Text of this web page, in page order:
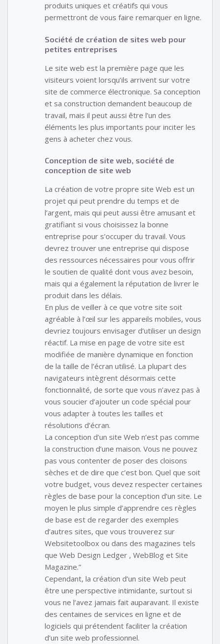
produits uniques et créatifs qui vous
permettront de vous faire remarquer en ligne.
Société de création de sites web pour
petites entreprises
Le site web est la première page que les
visiteurs voient lorsqu’ils arrivent sur votre
site de commerce électronique. Sa conception
et sa construction demandent beaucoup de
travail, mais il peut aussi être l’un des
éléments les plus importants pour inciter les
gens à acheter chez vous.
Conception de site web, société de
conception de site web
La création de votre propre site Web est un
projet qui peut prendre du temps et de
l’argent, mais qui peut aussi être amusant et
gratifiant si vous choisissez la bonne
entreprise pour s’occuper du travail. Vous
devrez trouver une entreprise qui dispose
des ressources nécessaires pour vous offrir
le soutien de qualité dont vous avez besoin,
mais qui a également la réputation de livrer le
produit dans les délais.
En plus de veiller à ce que votre site soit
agréable à l’œil sur les appareils mobiles, vous
devriez toujours envisager d’utiliser un design
réactif. La mise en page de votre site est
modifiée de manière dynamique en fonction
de la taille de l’écran utilisé. La plupart des
navigateurs intègrent désormais cette
fonctionnalité, de sorte que vous n’avez pas à
vous soucier d’ajouter un code spécial pour
vous adapter à toutes les tailles et
résolutions d’écran.
La conception d’un site Web n’est pas comme
la construction d’une maison. Vous ne pouvez
pas vous contenter de poser des cloisons
sèches et de dire que c’est bon. Quel que soit
votre budget, vous devez respecter certaines
règles de base pour la conception d’un site. Le
moyen le plus simple d’apprendre ces règles
de base est de regarder des exemples
d’autres sites, que vous trouverez sur
Websitetoolbox ou dans des magazines tels
que Web Design Ledger , WebBlog et Site
Magazine.”
Cependant, la création d’un site Web peut
être une perspective intimidante, surtout si
vous ne l’avez jamais fait auparavant. Il existe
des centaines de services en ligne et de
logiciels qui prétendent faciliter la création
d’un site web professionnel.